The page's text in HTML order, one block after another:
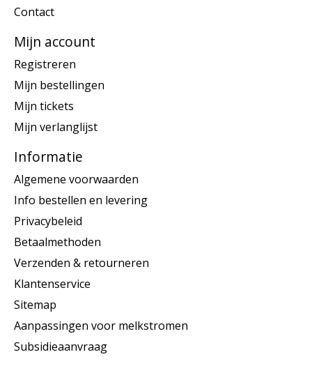
Contact
Mijn account
Registreren
Mijn bestellingen
Mijn tickets
Mijn verlanglijst
Informatie
Algemene voorwaarden
Info bestellen en levering
Privacybeleid
Betaalmethoden
Verzenden & retourneren
Klantenservice
Sitemap
Aanpassingen voor melkstromen
Subsidieaanvraag